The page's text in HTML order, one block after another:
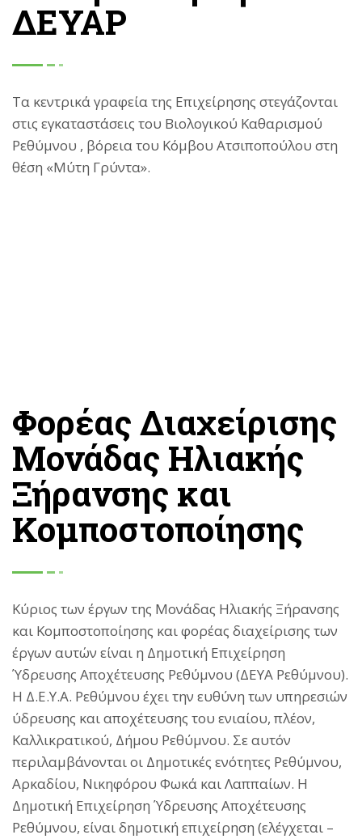
ΔΕΥΑΡ
Τα κεντρικά γραφεία της Επιχείρησης στεγάζονται
στις εγκαταστάσεις του Βιολογικού Καθαρισμού
Ρεθύμνου , βόρεια του Κόμβου Ατσιποπούλου στη
θέση «Μύτη Γρύντα».
Φορέας Διαχείρισης
Μονάδας Ηλιακής
Ξήρανσης και
Κομποστοποίησης
Κύριος των έργων της Μονάδας Ηλιακής Ξήρανσης
και Κομποστοποίησης και φορέας διαχείρισης των
έργων αυτών είναι η Δημοτική Επιχείρηση
Ύδρευσης Αποχέτευσης Ρεθύμνου (ΔΕΥΑ Ρεθύμνου).
Η Δ.Ε.Υ.Α. Ρεθύμνου έχει την ευθύνη των υπηρεσιών
ύδρευσης και αποχέτευσης του ενιαίου, πλέον,
Καλλικρατικού, Δήμου Ρεθύμνου. Σε αυτόν
περιλαμβάνονται οι Δημοτικές ενότητες Ρεθύμνου,
Αρκαδίου, Νικηφόρου Φωκά και Λαππαίων. Η
Δημοτική Επιχείρηση Ύδρευσης Αποχέτευσης
Ρεθύμνου, είναι δημοτική επιχείρηση (ελέγχεται –